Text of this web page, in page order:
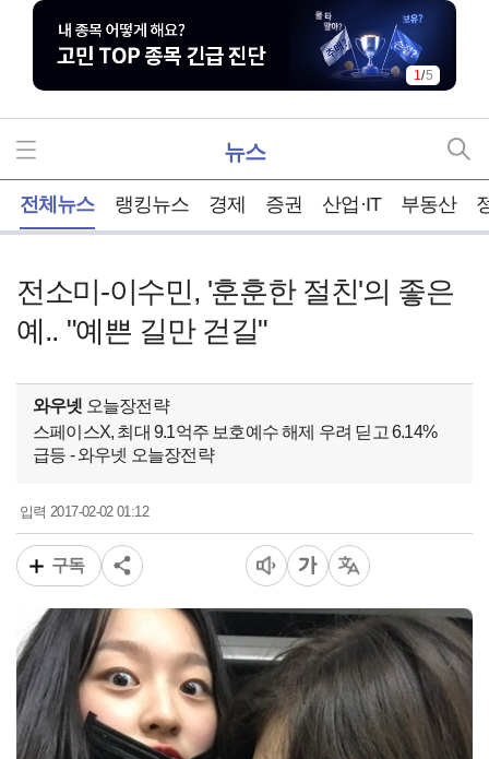
1/5
뉴스
전체뉴스 랭킹뉴스 경제 증권 산업·IT 부동산
전소미-이수민, '훈훈한 절친'의 좋은
예.. "예쁜 길만 걷길"
와우넷 오늘장전략
스페이스X, 최대 9.1억주 보호예수 해제 우려 딛고 6.14%
급등 - 와우넷 오늘장전략
입력2017-02-02 01:12
구독